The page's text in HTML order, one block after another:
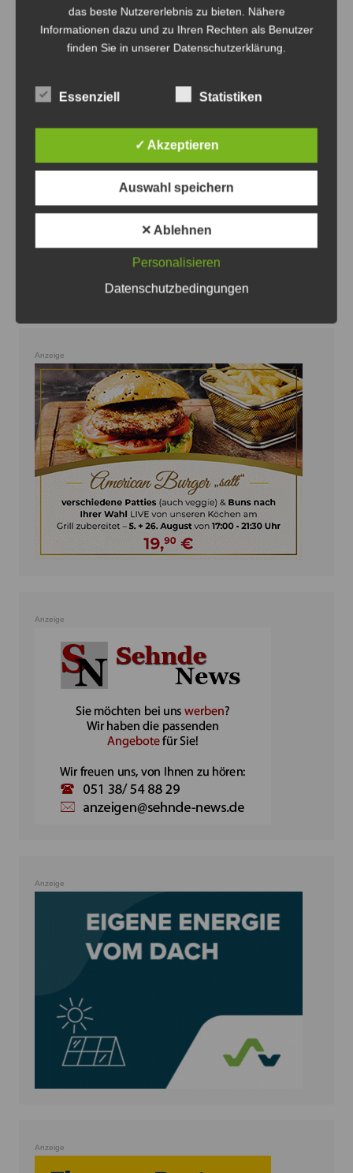
Der MTV Rethmar bietet im September wieder einen
Abnahmetag für das deutsche Sportabzeichen an -
Grafik: MTV Rethmar
Sportabzeichentag des MTV Rethmar
10. August 2026 0
Anzeige
Anzeige
Anzeige
Anzeige
das beste Nutzererlebnis zu bieten. Nähere
Informationen dazu und zu Ihren Rechten als Benutzer
finden Sie in unserer Datenschutzerklärung.
Essenziell Statistiken
✓ Akzeptieren
Auswahl speichern
✕ Ablehnen
Personalisieren
Datenschutzbedingungen